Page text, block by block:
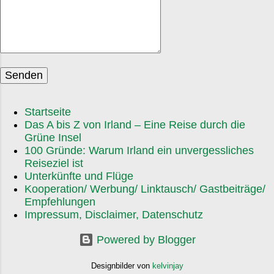
Startseite
Das A bis Z von Irland – Eine Reise durch die
Grüne Insel
100 Gründe: Warum Irland ein unvergessliches
Reiseziel ist
Unterkünfte und Flüge
Kooperation/ Werbung/ Linktausch/ Gastbeiträge/
Empfehlungen
Impressum, Disclaimer, Datenschutz
Powered by Blogger
Designbilder von kelvinjay